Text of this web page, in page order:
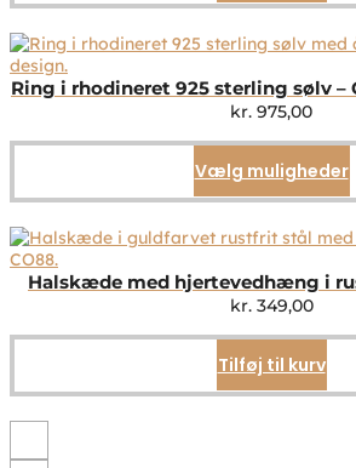
Ring i rhodineret 925 sterling sølv –
kr. 975,00
Vælg muligheder
Halskæde med hjertevedhæng i
kr.349,00
Tilføj til kurv